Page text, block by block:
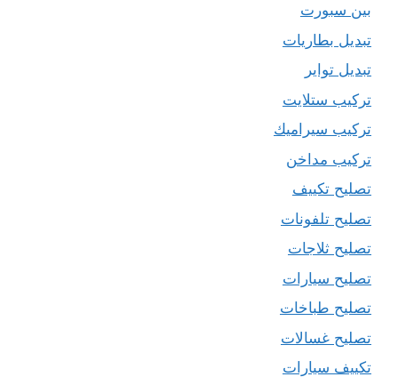
بين سبورت
تبديل بطاريات
تبديل تواير
تركيب ستلايت
تركيب سيراميك
تركيب مداخن
تصليح تكييف
تصليح تلفونات
تصليح ثلاجات
تصليح سيارات
تصليح طباخات
تصليح غسالات
تكييف سيارات